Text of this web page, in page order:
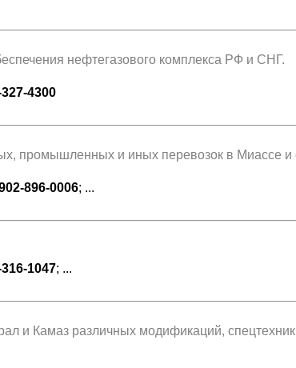
нефтегазового комплекса РФ и СНГ.
4300
промышленных и иных перевозок в Миассе и
896-0006; ...
1047; ...
и Камаз различных модификаций,